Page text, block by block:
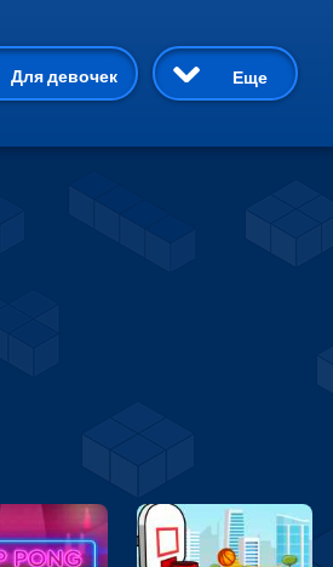
Для девочек
Приключения
Еще